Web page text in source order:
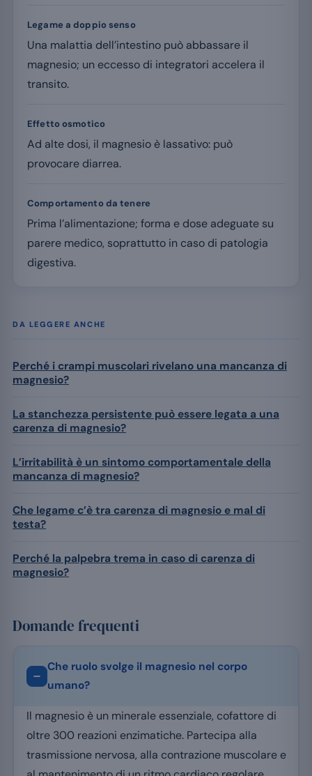
Legame a doppio senso
Una malattia dell’intestino può abbassare il
magnesio; un eccesso di integratori accelera il
transito.
Effetto osmotico
Ad alte dosi, il magnesio è lassativo: può
provocare diarrea.
Comportamento da tenere
Prima l’alimentazione; forma e dose adeguate su
parere medico, soprattutto in caso di patologia
digestiva.
DA LEGGERE ANCHE
Perché i crampi muscolari rivelano una mancanza di
magnesio?
La stanchezza persistente può essere legata a una
carenza di magnesio?
L’irritabilità è un sintomo comportamentale della
mancanza di magnesio?
Che legame c’è tra carenza di magnesio e mal di
testa?
Perché la palpebra trema in caso di carenza di
magnesio?
Domande frequenti
Che ruolo svolge il magnesio nel corpo
umano?
Il magnesio è un minerale essenziale, cofattore di
oltre 300 reazioni enzimatiche. Partecipa alla
trasmissione nervosa, alla contrazione muscolare e